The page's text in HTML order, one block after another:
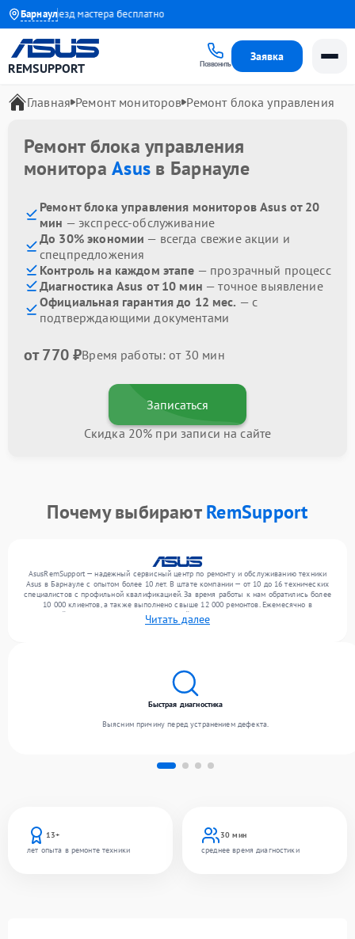
Барнаул
Выезд мастера бесплатно
REMSUPPORT Позвонить
Заявка
Главная Ремонт мониторов Ремонт блока управления
Ремонт блока управления
монитораAsus в Барнауле
Ремонт блока управления мониторов Asus от 20
мин — экспресс-обслуживание
До 30% экономии — всегда свежие акции и
спецпредложения
Контроль на каждом этапе — прозрачный процесс
Диагностика Asus от 10 мин — точное выявление
Официальная гарантия до 12 мес. — с
подтверждающими документами
от 770 ₽Время работы: от 30 мин
Записаться
Скидка 20% при записи на сайте
Почему выбираютRemSupport
AsusRemSupport — надежный сервисный центр по ремонту и обслуживанию техники
Asus в Барнауле с опытом более 10 лет. В штате компании — от 10 до 16 технических
специалистов с профильной квалификацией. За время работы к нам обратились более
10 000 клиентов, а также выполнено свыше 12 000 ремонтов. Ежемесячно в
сервисный центр поступает более 300 устройств, включая , , . Мы выполняем ремонт
различного уровня сложности и предлагаем стабильный уровень сервиса благодаря
Читать далее
13+
лет опыта в ремонте техники
30 мин
среднее время диагностики
Быстрая диагностика
Выясним причину перед устранением дефекта.